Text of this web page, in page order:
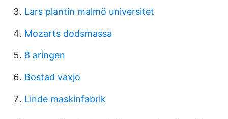
Lars plantin malmö universitet
Mozarts dodsmassa
8 aringen
Bostad vaxjo
Linde maskinfabrik